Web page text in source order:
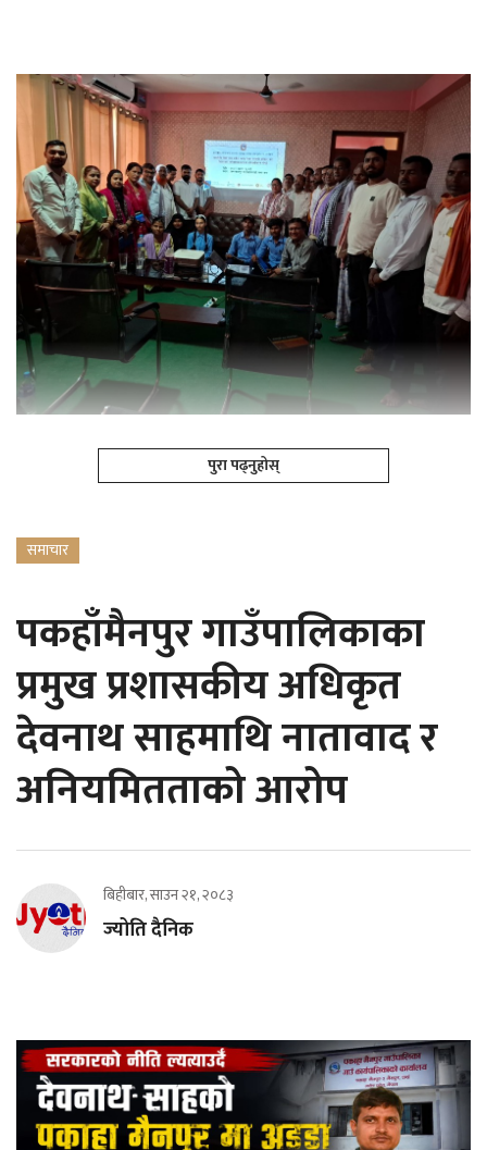
पुरा पढ्नुहोस्
समाचार
पकहाँमैनपुर गाउँपालिकाका
प्रमुख प्रशासकीय अधिकृत
देवनाथ साहमाथि नातावाद र
अनियमितताको आरोप
बिहीबार, साउन २१, २०८३
ज्योति दैनिक